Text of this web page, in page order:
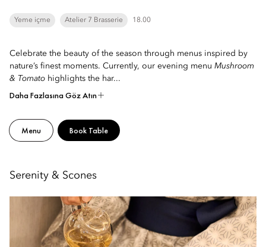
Yeme içme Atelier 7 Brasserie 18.00
Celebrate the beauty of the season through menus inspired by
nature’s finest moments. Currently, our evening menu Mushroom
& Tomato highlights the har...
Daha Fazlasına Göz Atın
Menu Book Table
Serenity & Scones